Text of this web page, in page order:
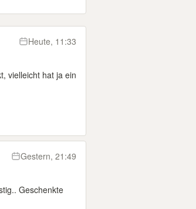
Heute, 11:33
vielleicht hat ja ein
Gestern, 21:49
Geschenkte